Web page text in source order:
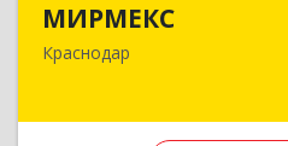
МИРМЕКС
Краснодар